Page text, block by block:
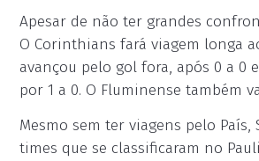
Apesar de não ter grandes
O Corinthians fará viagem longa
avançou pelo gol fora, após 0 a 0
por 1 a 0. O Fluminense também
Mesmo sem ter viagens pelo
times que se classificaram no